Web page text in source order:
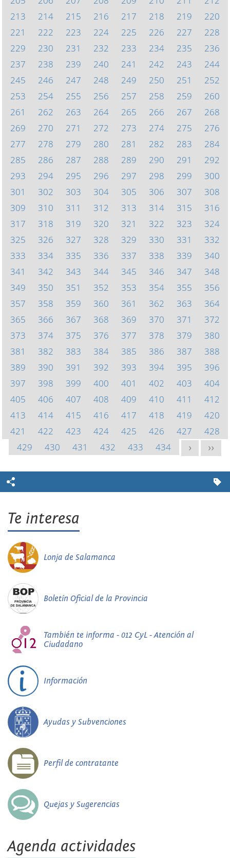
213
214 215 216 217 218 219
220
221
222 223 224 225 226 227
228
229
230 231 232 233 234 235
236
237
238 239 240 241 242 243
244
245
246 247 248 249 250 251
252
253
254 255 256 257 258 259
260
261
262 263 264 265 266 267
268
269
270 271 272 273 274 275
276
277
278 279 280 281 282 283
284
285
286 287 288 289 290 291
292
293
294 295 296 297 298 299
300
301
302 303 304 305 306 307
308
309
310 311 312 313 314 315
316
317
318 319 320 321 322 323
324
325
326 327 328 329 330 331
332
333
334 335 336 337 338 339
340
341
342 343 344 345 346 347
348
349
350 351 352 353 354 355
356
357
358 359 360 361 362 363
364
365
366 367 368 369 370 371
372
373
374 375 376 377 378 379
380
381
382 383 384 385 386 387
388
389
390 391 392 393 394 395
396
397
398 399 400 401 402 403
404
405
406 407 408 409 410 411
412
413
414 415 416 417 418 419
420
421
422 423 424 425 426 427
428
429
430 431 432 433 434 > >>
Te interesa
Lonja de Salamanca
Boletín Oficial de la Provincia
También te informa - 012 CyL - Atención al
Ciudadano
Información
Ayudas y Subvenciones
Perfil de contratante
Quejas y Sugerencias
Agenda actividades